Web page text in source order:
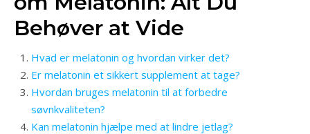
Behøver at Vide
Hvad er melatonin og hvordan virker det?
Er melatonin et sikkert supplement at tage?
Hvordan bruges melatonin til at forbedre
søvnkvaliteten?
Kan melatonin hjælpe med at lindre jetlag?